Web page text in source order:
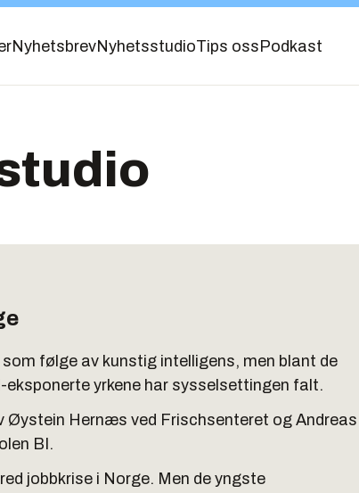
NyhetsbrevNyhetsstudioTips oss Podkast
følge av kunstig intelligens, men blant de
yrkene har sysselsettingen falt.
Øystein Hernæs ved Frischsenteret og Andreas
BI.
jobbkrise i Norge. Men de yngste